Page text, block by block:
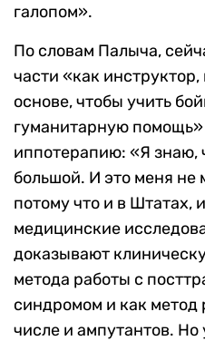
галопом».
По словам Палыча,
части «как
основе, чтобы учить
гуманитарную
иппотерапию: «Я знаю,
большой. И это меня не
потому что и в Штатах,
медицинские
доказывают
метода работы с
синдромом и как метод
числе и ампутантов. Но